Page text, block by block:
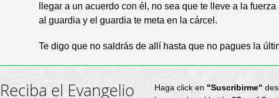
llegar a un acuerdo con él, no sea que te lleve a la
al guardia y el guardia te meta en la cárcel.
Te digo que no saldrás de allí hasta que no pagues la
Reciba el Evangelio
Haga click en "Suscribirme"